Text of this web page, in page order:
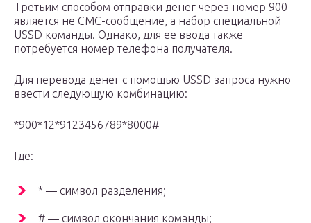
Третьим способом отправки денег через номер 900
является не СМС-сообщение, а набор специальной
USSD команды. Однако, для ее ввода также
потребуется номер телефона получателя.
Для перевода денег с помощью USSD запроса нужно
ввести следующую комбинацию:
*900*12*9123456789*8000#
Где:
* — символ разделения;
# — символ окончания команды;